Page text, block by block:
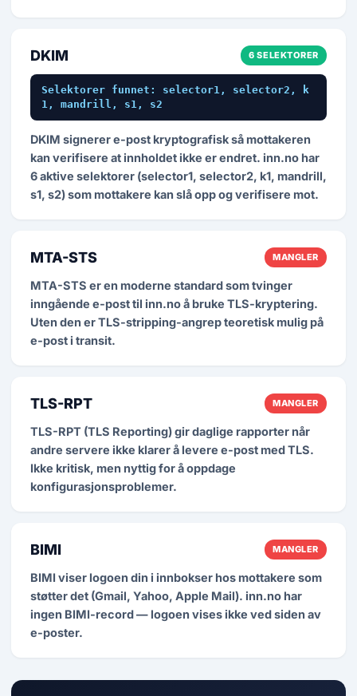
DKIM 6 SELEKTORER
Selektorer funnet: selector1, selector2, k
1, mandrill, s1, s2
DKIM signerer e-post kryptografisk så mottakeren
kan verifisere at innholdet ikke er endret. inn.no har
6 aktive selektorer (selector1, selector2, k1, mandrill,
s1, s2) som mottakere kan slå opp og verifisere mot.
MTA-STS MANGLER
MTA-STS er en moderne standard som tvinger
inngående e-post til inn.no å bruke TLS-kryptering.
Uten den er TLS-stripping-angrep teoretisk mulig på
e-post i transit.
TLS-RPT MANGLER
TLS-RPT (TLS Reporting) gir daglige rapporter når
andre servere ikke klarer å levere e-post med TLS.
Ikke kritisk, men nyttig for å oppdage
konfigurasjonsproblemer.
BIMI MANGLER
BIMI viser logoen din i innbokser hos mottakere som
støtter det (Gmail, Yahoo, Apple Mail). inn.no har
ingen BIMI-record — logoen vises ikke ved siden av
e-poster.